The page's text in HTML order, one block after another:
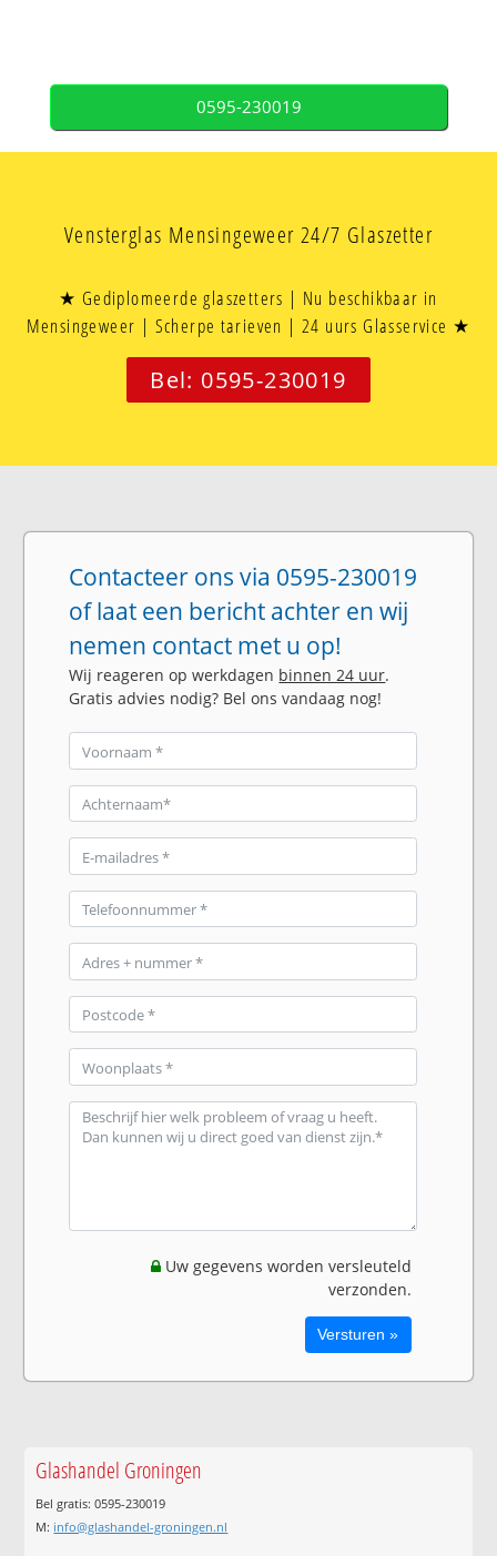
0595-230019
Vensterglas Mensingeweer 24/7 Glaszetter
★ Gediplomeerde glaszetters | Nu beschikbaar in
Mensingeweer | Scherpe tarieven | 24 uurs Glasservice ★
Bel: 0595-230019
Contacteer ons via 0595-230019
of laat een bericht achter en wij
nemen contact met u op!
Wij reageren op werkdagen binnen 24 uur.
Gratis advies nodig? Bel ons vandaag nog!
Uw gegevens worden versleuteld
verzonden.
Glashandel Groningen
Bel gratis: 0595-230019
M: info@glashandel-groningen.nl